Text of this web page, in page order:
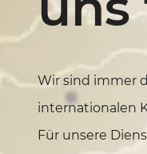
Wir sind immer
internationalen
Für unsere